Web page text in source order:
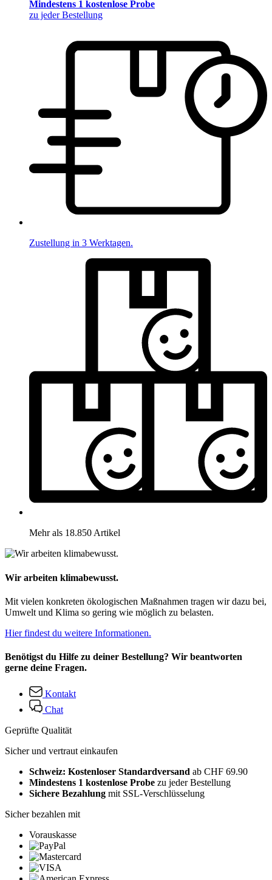
Mindestens 1 kostenlose Probe
zu jeder Bestellung
Zustellung in 3 Werktagen.
Mehr als 18.850 Artikel
Wir arbeiten klimabewusst.
Mit vielen konkreten ökologischen Maßnahmen tragen wir dazu bei,
Umwelt und Klima so gering wie möglich zu belasten.
Hier findest du weitere Informationen.
Benötigst du Hilfe zu deiner Bestellung? Wir beantworten
gerne deine Fragen.
Kontakt
Chat
Geprüfte Qualität
Sicher und vertraut einkaufen
Schweiz: Kostenloser Standardversand ab CHF 69.90
Mindestens 1 kostenlose Probe zu jeder Bestellung
Sichere Bezahlung mit SSL-Verschlüsselung
Sicher bezahlen mit
Vorauskasse